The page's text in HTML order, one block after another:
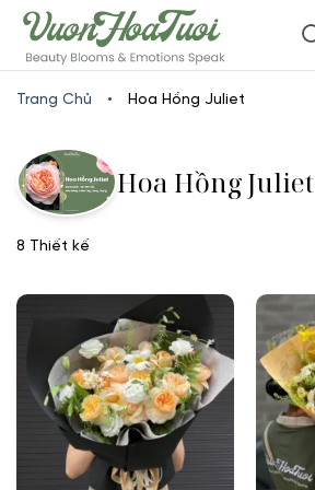
www.vuonhoatuoi.vnSkip
to
content
Trang Chủ • Hoa Hồng Juliet
Hoa Hồng Juliet
8 Thiết kế